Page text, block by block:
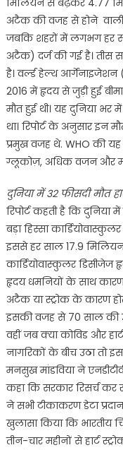
अटैक की वजह से होने वाली
जबकि शहरों में लगभग हर
अटैक) दर्ज की गई है। तीस
है। वर्ल्ड हेल्थ
2016 में हृदय से जुड़ी हुई
मौत हुई थी। यह दुनिया भर
था। रिपोर्ट के अनुसार इन
प्रमुख वजह थे. WHO की
ग्लूकोज़, अधिक वजन और
दुनिया में 32 फीसदी मौत
रिपोर्ट कहती है कि दुनिया
बड़ा हिस्सा
इससे हर साल 17.9
कार्डियोवास्कुलर
हृदय धमनियों के साथ कारण
अटैक या स्ट्रोक के कारण
इसकी वजह से 70 साल की
वहीं जब क्या कोविड और
नागरिकों के बीच उठा तो
मनसुख मांडविया ने
कहा कि सरकार रिसर्च कर
ने सभी टीकाकरण डेटा
खुलासा किया कि भारतीय
तीन-चार महीनों से हार्ट